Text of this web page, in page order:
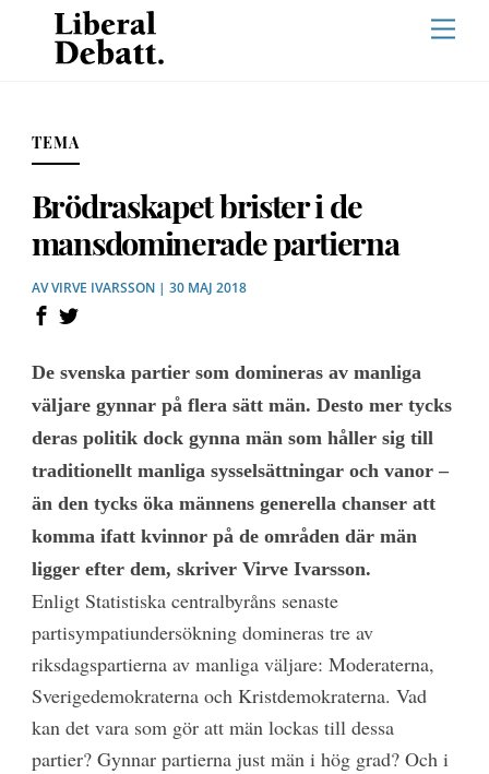
content
TEMA
Brödraskapet brister i de
mansdominerade partierna
AVVIRVE IVARSSON| 30 MAJ 2018
De svenska partier som domineras av manliga
väljare gynnar på flera sätt män. Desto mer tycks
deras politik dock gynna män som håller sig till
traditionellt manliga sysselsättningar och vanor –
än den tycks öka männens generella chanser att
komma ifatt kvinnor på de områden där män
ligger efter dem, skriver Virve Ivarsson.
Enligt Statistiska centralbyråns senaste
partisympatiundersökning domineras tre av
riksdagspartierna av manliga väljare: Moderaterna,
Sverigedemokraterna och Kristdemokraterna. Vad
kan det vara som gör att män lockas till dessa
partier? Gynnar partierna just män i hög grad? Och i